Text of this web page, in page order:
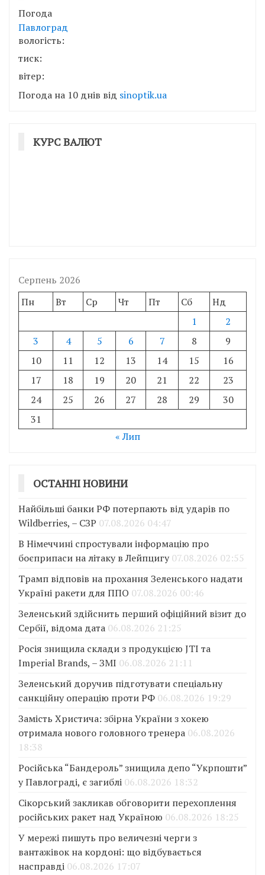
Погода
Павлоград
вологість:
тиск:
вітер:
Погода на 10 днів від sinoptik.ua
КУРС ВАЛЮТ
Серпень 2026
Пн
Вт Ср Чт Пт Сб
Нд
1
2
3
4 5 6 7 8
9
10
11 12 13 14 15
16
17
18 19 20 21 22
23
24
25 26 27 28 29
30
31
« Лип
ОСТАННІ НОВИНИ
Найбільші банки РФ потерпають від ударів по
Wildberries, – СЗР 07.08.2026 04:47
В Німеччині спростували інформацію про
боєприпаси на літаку в Лейпцигу 07.08.2026 02:55
Трамп відповів на прохання Зеленського надати
Україні ракети для ППО 07.08.2026 00:46
Зеленський здійснить перший офіційний візит до
Сербії, відома дата 06.08.2026 21:25
Росія знищила склади з продукцією JTI та
Imperial Brands, – ЗМІ 06.08.2026 21:11
Зеленський доручив підготувати спеціальну
санкційну операцію проти РФ 06.08.2026 19:29
Замість Христича: збірна України з хокею
отримала нового головного тренера 06.08.2026
18:38
Російська “Бандероль” знищила депо “Укрпошти”
у Павлограді, є загиблі 06.08.2026 18:32
Сікорський закликав обговорити перехоплення
російських ракет над Україною 06.08.2026 18:25
У мережі пишуть про величезні черги з
вантажівок на кордоні: що відбувається
насправді 06.08.2026 17:07